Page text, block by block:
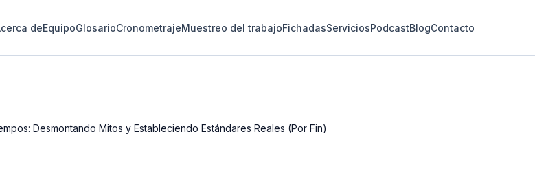
deEquipoGlosarioCronometrajeMuestreo del trabajoFichadasServiciosPodcastBlogContacto
Desmontando Mitos y Estableciendo Estándares Reales (Por Fin)